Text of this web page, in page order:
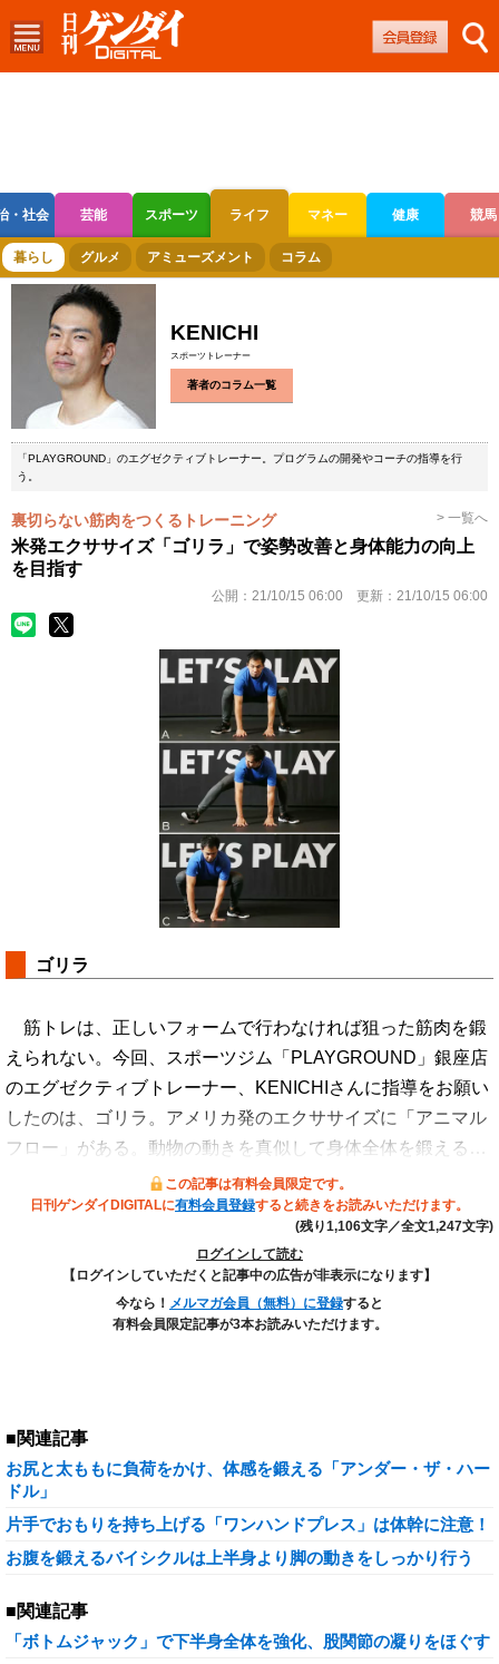
・社会 芸能 スポーツ ライフ マネー 健康 競馬
ボートレース 競輪 オートレース
暮らし グルメ アミューズメント コラム
KENICHI
スポーツトレーナー
著者のコラム一覧
「PLAYGROUND」のエグゼクティブトレーナー。プログラムの開発やコーチの指導を行
う。
裏切らない筋肉をつくるトレーニング > 一覧へ
米発エクササイズ「ゴリラ」で姿勢改善と身体能力の向上
を目指す
公開： 21/10/15 06:00 更新： 21/10/15 06:00
ゴリラ
筋トレは、正しいフォームで行わなければ狙った筋肉を鍛
えられない。今回、スポーツジム「PLAYGROUND」銀座店
のエグゼクティブトレーナー、KENICHIさんに指導をお願い
したのは、ゴリラ。アメリカ発のエクササイズに「アニマル
フロー」がある。動物の動きを真似して身体全体を鍛える…
この記事は有料会員限定です。
日刊ゲンダイDIGITALに有料会員登録すると続きをお読みいただけます。
(残り1,106文字／全文1,247文字)
ログインして読む
【ログインしていただくと記事中の広告が非表示になります】
今なら！ メルマガ会員（無料）に登録すると
有料会員限定記事が3本お読みいただけます。
■関連記事
お尻と太ももに負荷をかけ、体感を鍛える「アンダー・ザ・ハー
ドル」
片手でおもりを持ち上げる「ワンハンドプレス」は体幹に注意！
お腹を鍛えるバイシクルは上半身より脚の動きをしっかり行う
■関連記事
「ボトムジャック」で下半身全体を強化、股関節の凝りをほぐす